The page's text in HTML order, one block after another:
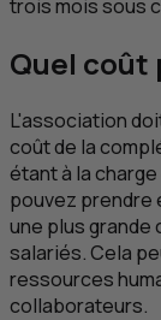
trois mois sous
Quel coût
L'association
coût de la
étant à la
pouvez prendre
une plus grande
salariés. Cela
ressources
collaborateurs.